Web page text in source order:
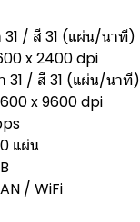
31 / สี 31 (แผ่น/นาที)
x 2400 dpi
31 / สี 31 (แผ่น/นาที)
x 9600 dpi
แผ่น
/ WiFi